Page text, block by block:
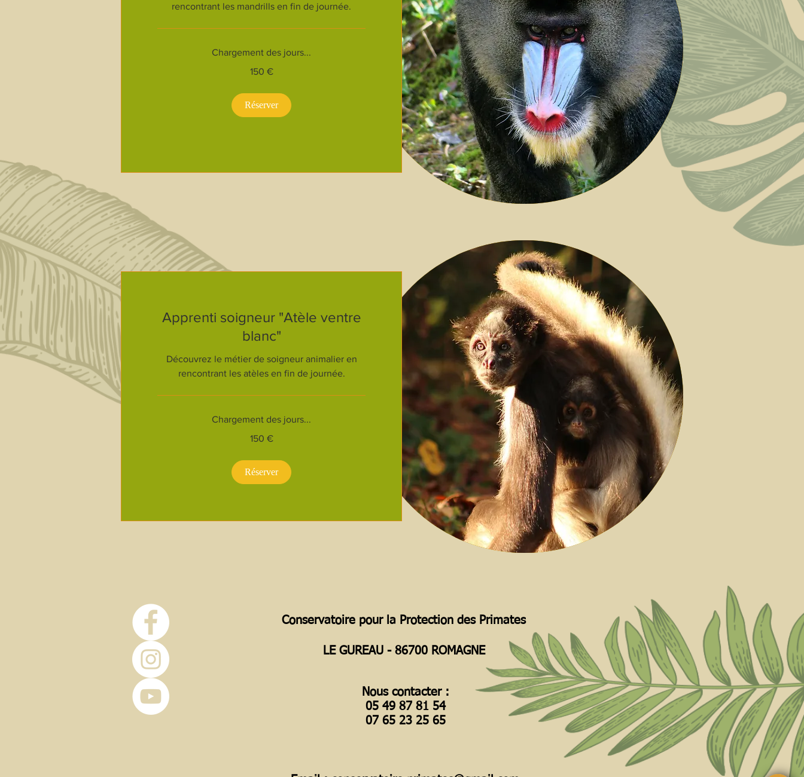
rencontrant les mandrills en fin de journée.
Chargement des jours...
150 €
Réserver
Apprenti soigneur "Atèle ventre
blanc"
Découvrez le métier de soigneur animalier en
rencontrant les atèles en fin de journée.
Chargement des jours...
150 €
Réserver
Conservatoire pour la Protection des Primates
LE GUREAU - 86700 ROMAGNE
Nous contacter :
05 49 87 81 54
07 65 23 25 65